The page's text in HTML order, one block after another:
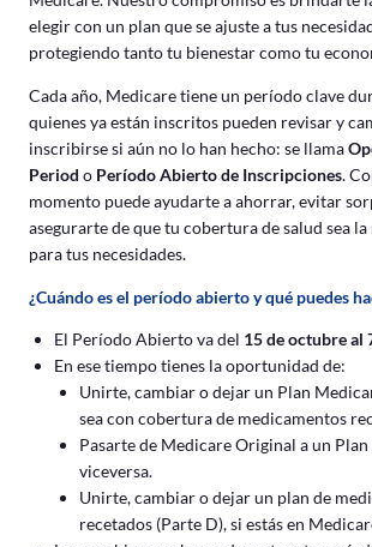
elegir con un plan que se ajuste a tus
protegiendo tanto tu bienestar como tu
Cada año, Medicare tiene un período clave
quienes ya están inscritos pueden revisar y
inscribirse si aún no lo han hecho: se llama
Period o Período Abierto de Inscripciones.
momento puede ayudarte a ahorrar, evitar
asegurarte de que tu cobertura de salud sea la
para tus necesidades.
¿Cuándo es el período abierto y qué puedes
El Período Abierto va del 15 de octubre al
En ese tiempo tienes la oportunidad de:
Unirte, cambiar o dejar un Plan
sea con cobertura de medicamentos
Pasarte de Medicare Original a un
viceversa.
Unirte, cambiar o dejar un plan de
recetados (Parte D), si estás en